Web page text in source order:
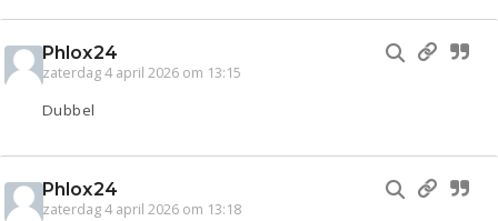
Phlox24
zaterdag 4 april 2026 om 13:15
Dubbel
Phlox24
zaterdag 4 april 2026 om 13:18